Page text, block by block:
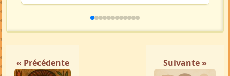
« Précédente Suivante »